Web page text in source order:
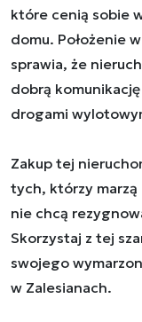
które cenią sobie
domu. Położenie
sprawia, że
dobrą
drogami
Zakup tej
tych, którzy marzą
nie chcą
Skorzystaj z tej
swojego
w Zalesianach.